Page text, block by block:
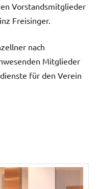
Vorstandsmitglieder
Freisinger.
nach
Mitglieder
für den Verein